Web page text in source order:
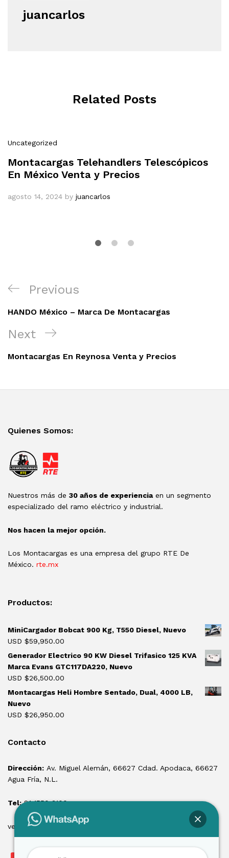
juancarlos
Related Posts
Uncategorized
Montacargas Telehandlers Telescópicos
En México Venta y Precios
agosto 14, 2024 by juancarlos
Navegación
entradas
Previous
Post
Previous
HANDO México – Marca De Montacargas
Next
Post
Next
Montacargas En Reynosa Venta y Precios
Quienes Somos:
Nuestros más de 30 años de experienciaen un segmento
especializado del ramo eléctrico y industrial.
Nos hacen la mejor opción.
Los Montacargas es una empresa del grupo RTE De
México. rte.mx
Productos:
MiniCargador Bobcat 900 Kg, T550 Diesel, Nuevo
USD $59,950.00
Generador Electrico 90 KW Diesel Trifasico 125 KVA
Marca Evans GTC117DA220, Nuevo
USD $26,500.00
Montacargas Heli Hombre Sentado, Dual, 4000 LB,
Nuevo
USD $26,950.00
Contacto
Dirección: Av. Miguel Alemán, 66627 Cdad. Apodaca, 66627
Agua Fría, N.L.
Tel:81 1550 3100
ventas@losmontacargas.mx